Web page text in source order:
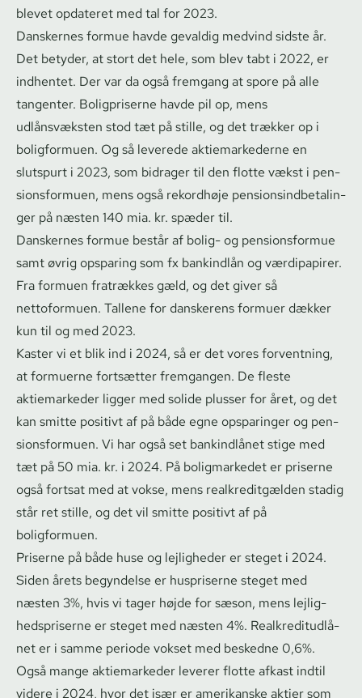
blevet opdateret med tal for 2023.
Danskernes formue havde gevaldig medvind sidste år.
Det betyder, at stort det hele, som blev tabt i 2022, er
indhentet. Der var da også fremgang at spore på alle
tangenter. Boligpriserne havde pil op, mens
udlånsvæksten stod tæt på stille, og det trækker op i
boligformuen. Og så leverede ak­tie­mar­ke­der­ne en
slutspurt i 2023, som bidrager til den flotte vækst i pen­
sions­for­mu­en, mens også rekordhøje pen­sions­ind­be­ta­lin­
ger på næsten 140 mia. kr. spæder til.
Danskernes formue består af bolig- og pensionsformue
samt øvrig opsparing som fx bankindlån og værdipapirer.
Fra formuen fratrækkes gæld, og det giver så
nettoformuen. Tallene for danskerens formuer dækker
kun til og med 2023.
Kaster vi et blik ind i 2024, så er det vores forventning,
at formuerne fortsætter fremgangen. De fleste
aktiemarkeder ligger med solide plusser for året, og det
kan smitte positivt af på både egne opsparinger og pen­
sions­for­mu­en. Vi har også set bankindlånet stige med
tæt på 50 mia. kr. i 2024. På boligmarkedet er priserne
også fortsat med at vokse, mens re­al­kre­dit­gæl­den stadig
står ret stille, og det vil smitte positivt af på
boligformuen.
Priserne på både huse og lejligheder er steget i 2024.
Siden årets begyndelse er huspriserne steget med
næsten 3%, hvis vi tager højde for sæson, mens lej­lig­
heds­pri­ser­ne er steget med næsten 4%. Re­al­kre­di­t­ud­lå­
net er i samme periode vokset med beskedne 0,6%.
Også mange aktiemarkeder leverer flotte afkast indtil
videre i 2024, hvor det især er amerikanske aktier som